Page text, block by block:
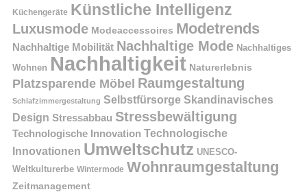
Küchengeräte Künstliche Intelligenz
Luxusmode Modeaccessoires Modetrends
Nachhaltige Mobilität Nachhaltige Mode Nachhaltiges
Wohnen Nachhaltigkeit Naturerlebnis
Platzsparende Möbel Raumgestaltung
Schlafzimmergestaltung Selbstfürsorge Skandinavisches
Design Stressabbau Stressbewältigung
Technologische Innovation Technologische
Innovationen Umweltschutz UNESCO-
Weltkulturerbe Wintermode Wohnraumgestaltung
Zeitmanagement